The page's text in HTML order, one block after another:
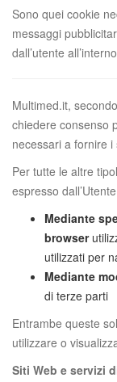
Sono quei cookie
messaggi
dall’utente
Multimed.it,
chiedere consenso
necessari a fornire i
Per tutte le altre
espresso
Mediante
browser
utilizzati per
Mediante
di terze parti
Entrambe queste
utilizzare o
Siti Web e servizi